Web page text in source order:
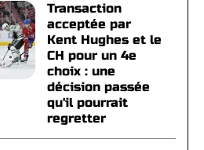
Transaction
acceptée par
Kent Hughes et le
CH pour un 4e
choix : une
décision passée
qu'il pourrait
regretter